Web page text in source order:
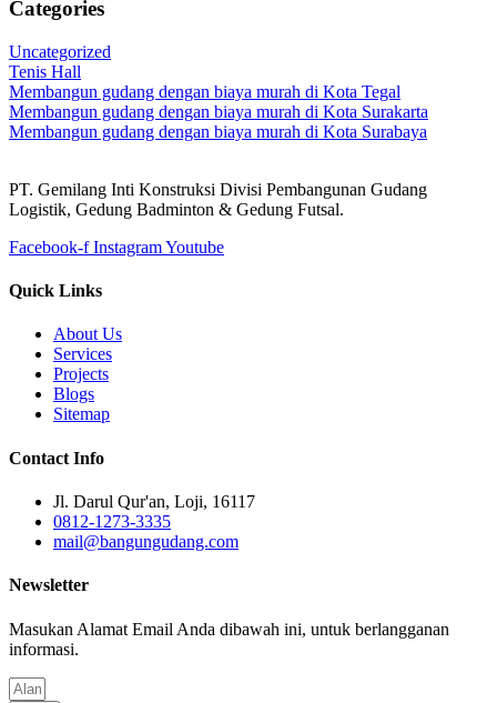
Categories
Uncategorized
Tenis Hall
Membangun gudang dengan biaya murah di Kota Tegal
Membangun gudang dengan biaya murah di Kota Surakarta
Membangun gudang dengan biaya murah di Kota Surabaya
PT. Gemilang Inti Konstruksi Divisi Pembangunan Gudang
Logistik, Gedung Badminton & Gedung Futsal.
Facebook-f InstagramYoutube
Quick Links
About Us
Services
Projects
Blogs
Sitemap
Contact Info
Jl. Darul Qur'an, Loji, 16117
0812-1273-3335
mail@bangungudang.com
Newsletter
Masukan Alamat Email Anda dibawah ini, untuk berlangganan
informasi.